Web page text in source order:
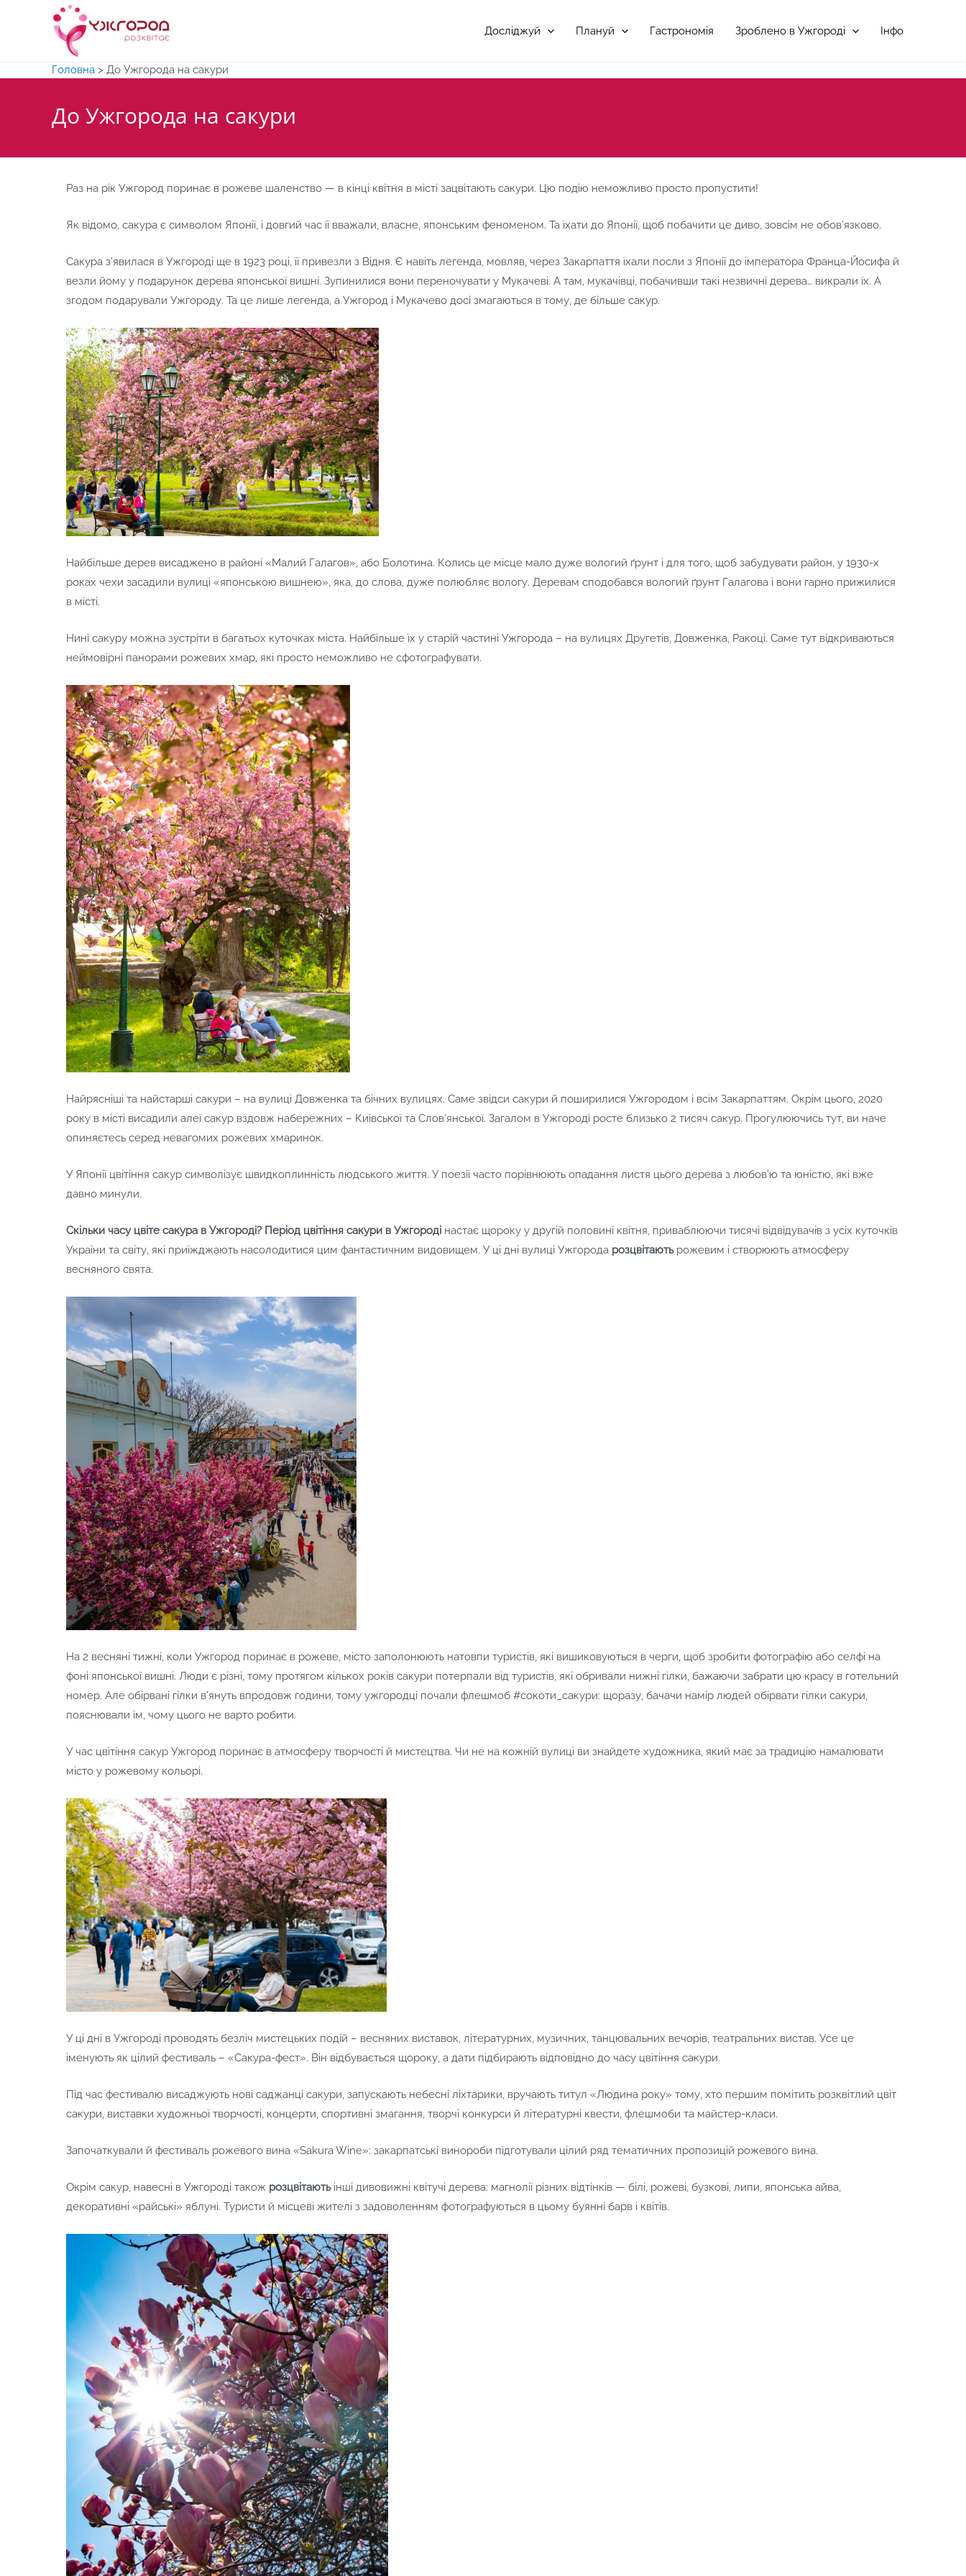
Досліджуй Плануй Гастрономія Зроблено в Ужгороді Інфо
Головна > До Ужгорода на сакури
До Ужгорода на сакури
Раз на рік Ужгород поринає в рожеве шаленство — в кінці квітня в місті зацвітають сакури. Цю подію неможливо просто пропустити!
Як відомо, сакура є символом Японії, і довгий час її вважали, власне, японським феноменом. Та їхати до Японії, щоб побачити це диво, зовсім не обов’язково.
Сакура з’явилася в Ужгороді ще в 1923 році, її привезли з Відня. Є навіть легенда, мовляв, через Закарпаття їхали посли з Японії до імператора Франца-Йосифа й
везли йому у подарунок дерева японської вишні. Зупинилися вони переночувати у Мукачеві. А там, мукачівці, побачивши такі незвичні дерева… викрали їх. А
згодом подарували Ужгороду. Та це лише легенда, а Ужгород і Мукачево досі змагаються в тому, де більше сакур.
Найбільше дерев висаджено в районі «Малий Галагов», або Болотина. Колись це місце мало дуже вологий ґрунт і для того, щоб забудувати район, у 1930-х
роках чехи засадили вулиці «японською вишнею», яка, до слова, дуже полюбляє вологу. Деревам сподобався вологий ґрунт Галагова і вони гарно прижилися
в місті.
Нині сакуру можна зустріти в багатьох куточках міста. Найбільше їх у старій частині Ужгорода – на вулицях Другетів, Довженка, Ракоці. Саме тут відкриваються
неймовірні панорами рожевих хмар, які просто неможливо не сфотографувати.
Найрясніші та найстарші сакури – на вулиці Довженка та бічних вулицях. Саме звідси сакури й поширилися Ужгородом і всім Закарпаттям. Окрім цього, 2020
року в місті висадили алеї сакур вздовж набережних – Київської та Слов’янської. Загалом в Ужгороді росте близько 2 тисяч сакур. Прогулюючись тут, ви наче
опиняєтесь серед невагомих рожевих хмаринок.
У Японії цвітіння сакур символізує швидкоплинність людського життя. У поезії часто порівнюють опадання листя цього дерева з любов’ю та юністю, які вже
давно минули.
Скільки часу цвіте сакура в Ужгороді? Період цвітіння сакури в Ужгороді настає щороку у другій половині квітня, приваблюючи тисячі відвідувачів з усіх куточків
України та світу, які приїжджають насолодитися цим фантастичним видовищем. У ці дні вулиці Ужгорода розцвітаютьрожевим і створюють атмосферу
весняного свята.
На 2 весняні тижні, коли Ужгород поринає в рожеве, місто заполонюють натовпи туристів, які вишиковуються в черги, щоб зробити фотографію або селфі на
фоні японської вишні. Люди є різні, тому протягом кількох років сакури потерпали від туристів, які обривали нижні гілки, бажаючи забрати цю красу в готельний
номер. Але обірвані гілки в’януть впродовж години, тому ужгородці почали флешмоб #сокоти_сакури: щоразу, бачачи намір людей обірвати гілки сакури,
пояснювали їм, чому цього не варто робити.
У час цвітіння сакур Ужгород поринає в атмосферу творчості й мистецтва. Чи не на кожній вулиці ви знайдете художника, який має за традицію намалювати
місто у рожевому кольорі.
У ці дні в Ужгороді проводять безліч мистецьких подій – весняних виставок, літературних, музичних, танцювальних вечорів, театральних вистав. Усе це
іменують як цілий фестиваль – «Сакура-фест». Він відбувається щороку, а дати підбирають відповідно до часу цвітіння сакури.
Під час фестивалю висаджують нові саджанці сакури, запускають небесні ліхтарики, вручають титул «Людина року» тому, хто першим помітить розквітлий цвіт
сакури, виставки художньої творчості, концерти, спортивні змагання, творчі конкурси й літературні квести, флешмоби та майстер-класи.
Започаткували й фестиваль рожевого вина «Sakura Wine»: закарпатські винороби підготували цілий ряд тематичних пропозицій рожевого вина.
Окрім сакур, навесні в Ужгороді також розцвітаютьінші дивовижні квітучі дерева: магнолії різних відтінків — білі, рожеві, бузкові, липи, японська айва,
декоративні «райські» яблуні. Туристи й місцеві жителі з задоволенням фотографуються в цьому буянні барв і квітів.